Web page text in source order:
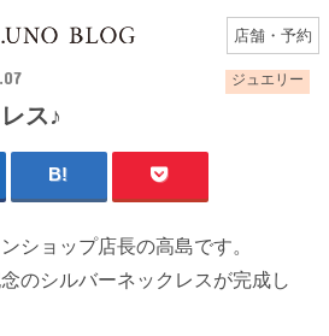
店舗・予約
ジュエリー
ス♪
ショップ店長の高島です。
のシルバーネックレスが完成し